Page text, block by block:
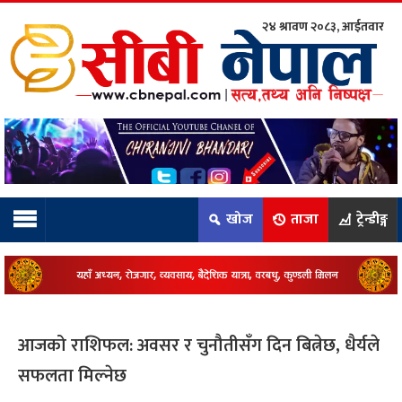
टिम:
२४ श्रावण २०८३, आईतवार
खोज ताजा ट्रेन्डीङ्ग
आजको राशिफल: अवसर र चुनौतीसँग दिन बित्नेछ, धैर्यले
सफलता मिल्नेछ